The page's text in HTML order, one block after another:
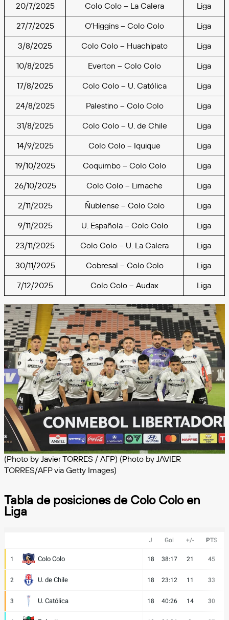
20/7/2025 Colo Colo – La Calera Liga
27/7/2025 O’Higgins – Colo Colo Liga
3/8/2025 Colo Colo – Huachipato Liga
10/8/2025 Everton – Colo Colo Liga
17/8/2025 Colo Colo – U. Católica Liga
24/8/2025 Palestino – Colo Colo Liga
31/8/2025 Colo Colo – U. de Chile Liga
14/9/2025 Colo Colo – Iquique Liga
19/10/2025 Coquimbo – Colo Colo Liga
26/10/2025 Colo Colo – Limache Liga
2/11/2025 Ñublense – Colo Colo Liga
9/11/2025 U. Española – Colo Colo Liga
23/11/2025 Colo Colo – U. La Calera Liga
30/11/2025 Cobresal – Colo Colo Liga
7/12/2025 Colo Colo – Audax Liga
(Photo by Javier TORRES / AFP) (Photo by JAVIER
TORRES/AFP via Getty Images)
Tabla de posiciones de Colo Colo en
Liga
J Gol +/- PTS
1 Colo Colo 18 38:17 21 45
2 U. de Chile 18 23:12 11 33
3 U. Católica 18 40:26 14 30